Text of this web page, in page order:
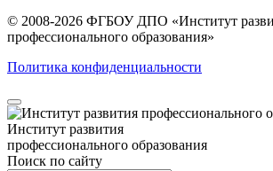
© 2008-2026 ФГБОУ ДПО «Институт
профессионального образования»
Политика конфиденциальности
Институт развития
профессионального образования
Поиск по сайту